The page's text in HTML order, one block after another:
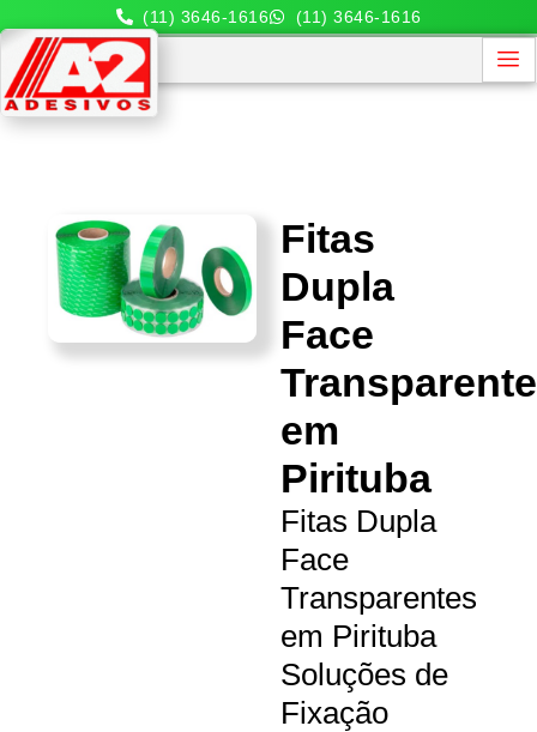
(11) 3646-1616 (11) 3646-1616
Fitas
Dupla
Face
em
Pirituba
Fitas Dupla
Face
Transparentes
em Pirituba
Soluções de
Fixação